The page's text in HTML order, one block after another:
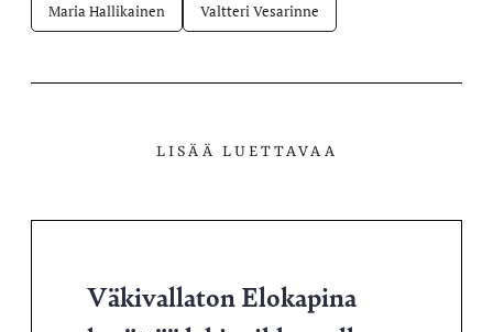
Maria Hallikainen Valtteri Vesarinne
LISÄÄ LUETTAVAA
Väkivallaton Elokapina